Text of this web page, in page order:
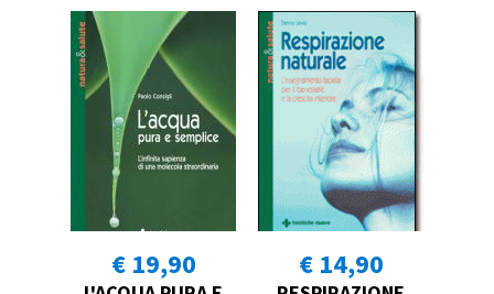
€ 19,90 € 14,90